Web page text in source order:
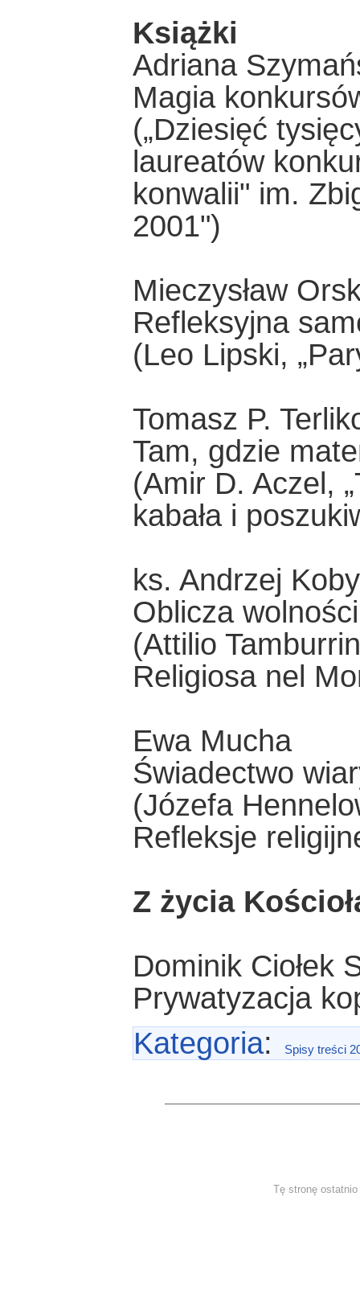
Książki
Adriana
Magia
(„Dziesięć
laureatów
konwalii" im.
2001")
Mieczysław
Refleksyjna
(Leo Lipski,
Tomasz P.
Tam, gdzie
(Amir D. Aczel,
kabała i
ks. Andrzej
Oblicza
(Attilio
Religiosa nel
Ewa Mucha
Świadectwo
(Józefa
Refleksje
Z życia
Dominik Ciołek
Prywatyzacja
Kategoria: Spisy treści
Tę stronę